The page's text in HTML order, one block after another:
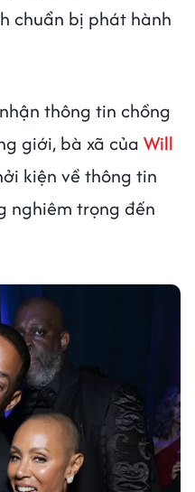
chuẩn bị phát hành
thông tin chồng
giới, bà xã của Will
kiện về thông tin
nghiêm trọng đến